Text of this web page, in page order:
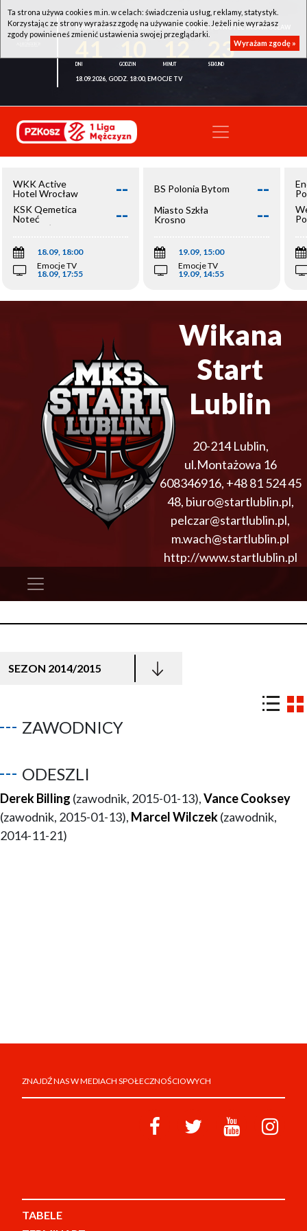
WKK ACTIVE HOTEL WROCŁAW - KSK QEMETICA NOTEĆ INOWROCŁAW
23
18.09.2026, GODZ. 18:00, EMOCJE TV
WKK Active
Hotel Wrocław
--
KSK Qemetica
Noteć
Inowrocław
--
18.09, 18:00
Emocje TV
18.09, 17:55
BS Polonia Bytom --
Miasto Szkła
Krosno
--
19.09, 15:00
Emocje TV
19.09, 14:55
Wikana
Start
Lublin
20-214 Lublin,
ul.Montażowa 16
608346916, +48 81 524 45
48, biuro@startlublin.pl,
pelczar@startlublin.pl,
m.wach@startlublin.pl
http://www.startlublin.pl
SEZON 2014/2015
ZAWODNICY
ODESZLI
Derek Billing (zawodnik, 2015-01-13),Vance Cooksey
(zawodnik, 2015-01-13), Marcel Wilczek(zawodnik,
2014-11-21)
ZNAJDŹ NAS W MEDIACH SPOŁECZNOŚCIOWYCH
TABELE
Ta strona używa cookies m.in. w celach: świadczenia usług, reklamy, statystyk.
Korzystając ze strony wyrażasz zgodę na używanie cookie. Jeżeli nie wyrażasz
zgody powinieneś zmienić ustawienia swojej przeglądarki.
Wyrażam zgodę »